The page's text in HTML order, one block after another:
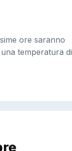
ore saranno
temperatura di